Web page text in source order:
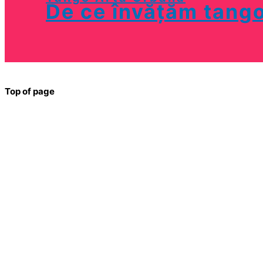
De ce învățăm
Top of page